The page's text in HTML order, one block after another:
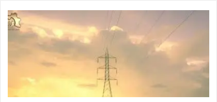
TEİAŞ,
2022
Mart
Güç